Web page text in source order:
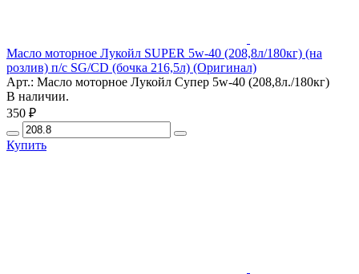
Масло моторное Лукойл SUPER 5w-40 (208,8л/180кг) (на
розлив) п/с SG/CD (бочка 216,5л) (Оригинал)
Арт.: Масло моторное Лукойл Супер 5w-40 (208,8л./180кг)
В наличии.
350 ₽
Купить